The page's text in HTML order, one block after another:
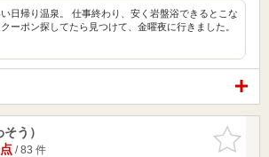
日帰り温泉。 仕事終わり、安く岩盤浴できるとこな
ーポン探してたら見つけて、金曜夜に行きました。
お気に入
りに追加
う）
/ 83 件